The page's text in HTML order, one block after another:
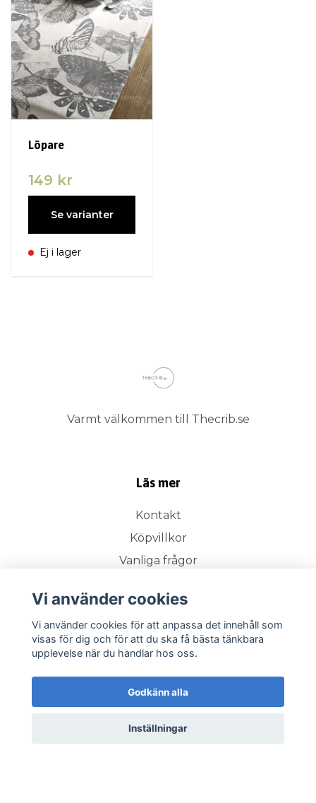
Löpare
149 kr
Se varianter
Ej i lager
Varmt välkommen till Thecrib.se
Läs mer
Kontakt
Köpvillkor
Vanliga frågor
Retur
Prenumerera på vårt nyhetsbrev
Vi använder cookies
Vi använder cookies för att anpassa det innehåll som
visas för dig och för att du ska få bästa tänkbara
upplevelse när du handlar hos oss.
Godkänn alla
Inställningar